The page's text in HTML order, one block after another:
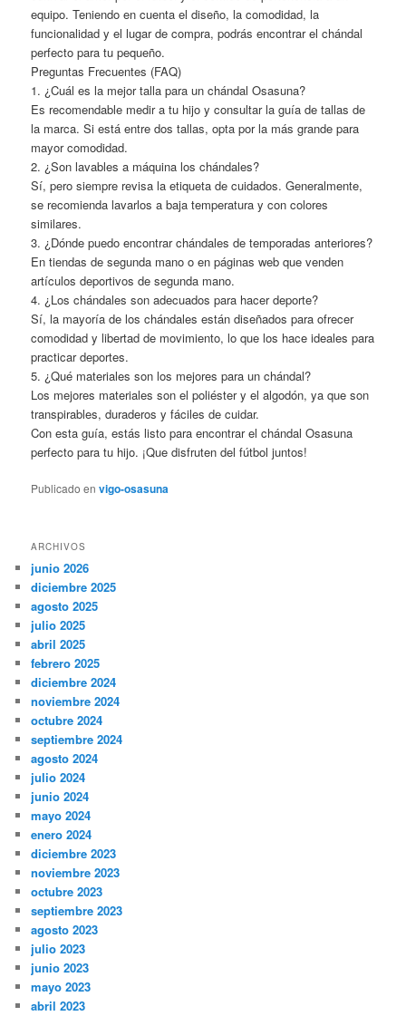
equipo. Teniendo en cuenta el diseño, la comodidad, la
funcionalidad y el lugar de compra, podrás encontrar el chándal
perfecto para tu pequeño.
Preguntas Frecuentes (FAQ)
1. ¿Cuál es la mejor talla para un chándal Osasuna?
Es recomendable medir a tu hijo y consultar la guía de tallas de
la marca. Si está entre dos tallas, opta por la más grande para
mayor comodidad.
2. ¿Son lavables a máquina los chándales?
Sí, pero siempre revisa la etiqueta de cuidados. Generalmente,
se recomienda lavarlos a baja temperatura y con colores
similares.
3. ¿Dónde puedo encontrar chándales de temporadas anteriores?
En tiendas de segunda mano o en páginas web que venden
artículos deportivos de segunda mano.
4. ¿Los chándales son adecuados para hacer deporte?
Sí, la mayoría de los chándales están diseñados para ofrecer
comodidad y libertad de movimiento, lo que los hace ideales para
practicar deportes.
5. ¿Qué materiales son los mejores para un chándal?
Los mejores materiales son el poliéster y el algodón, ya que son
transpirables, duraderos y fáciles de cuidar.
Con esta guía, estás listo para encontrar el chándal Osasuna
perfecto para tu hijo. ¡Que disfruten del fútbol juntos!
Publicado en vigo-osasuna
ARCHIVOS
junio 2026
diciembre 2025
agosto 2025
julio 2025
abril 2025
febrero 2025
diciembre 2024
noviembre 2024
octubre 2024
septiembre 2024
agosto 2024
julio 2024
junio 2024
mayo 2024
enero 2024
diciembre 2023
noviembre 2023
octubre 2023
septiembre 2023
agosto 2023
julio 2023
junio 2023
mayo 2023
abril 2023